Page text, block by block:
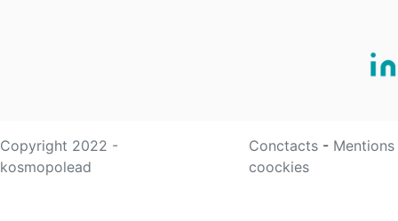
Copyright 2022 -
kosmopolead
Conctacts -
coockies